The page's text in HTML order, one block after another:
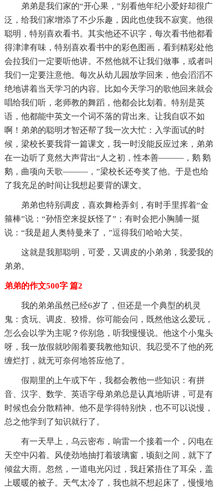
弟弟是我们家的“开心果，”别看他年纪小爱好却很广
泛，给我们家增添了不少乐趣，因此也使我不寂寞。他很
聪明，特别喜欢看书。其实他还不识字，每次看书他都看
得津津有味，特别喜欢看书中的彩色图画，看到精彩处他
会拉我们一定要听他讲。不然他就不让我们做事，或者叫
我们一定要注意他。每次从幼儿园放学回来，他会滔滔不
绝地讲着当天学习的内容。比如今天学习的歌他回来就会
唱给我们听，老师教的舞蹈，他都会比划着。特别是英
语，他都能中英文一个词不落的背出来。让我自叹不如
啊！弟弟的聪明才智还帮了我一次大忙：入学面试的时
候，梁校长要我背一篇课文，我一时没能反应过来，弟弟
在一边听了竟然大声背出“人之初，性本善———，鹅 鹅
鹅，曲项向天歌———，”梁校长还夸奖了他。于是也给
了我充足的时间让我想起要背的课文。
弟弟也特别调皮，喜欢舞枪弄剑，有时手里挥着“金
箍棒”说：“孙悟空来捉妖怪了”；有时会把小胸脯一挺
说：“我是超人奥特曼来了，”逗得我们哈哈大笑。
这就是我那聪明，可爱，又调皮的小弟弟，我爱我的
弟弟。
弟弟的作文500字 篇2
我的弟弟虽然已经6岁了，但还是一个典型的机灵
鬼：贪玩、调皮、狡猾。你可能会问，既然他这么爱玩，
怎么会以学为主呢？你别急，听我慢慢说。他这个小鬼头
呀，我一放假就吵闹着要我教他知识。我忍受不了他的死
缠烂打，就无可奈何地答应他了。
假期里的上午或下午，我都会教他一些知识：有拼
音、汉字、数学、英语字母弟弟总是认真地听讲，可是有
时候也会分散精神。他不是学得特别快，也不可以说慢，
总之他学到了知识就行了。
有一天早上，乌云密布，响雷一个接着一个，闪电在
天空中闪着。风使劲地抽打着玻璃窗，顷刻之间，就下了
倾盆大雨。忽然，一道电光闪过，我赶紧捂住了耳朵，盖
上暖暖的被子。天气太冷了，我也就不想起床了，慢慢地